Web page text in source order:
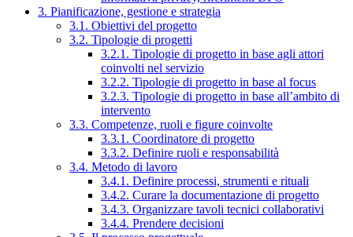
3. Pianificazione, gestione e strategia
3.1. Obiettivi del progetto
3.2. Tipologie di progetti
3.2.1. Tipologie di progetto in base agli attori
coinvolti nel servizio
3.2.2. Tipologie di progetto in base al focus
3.2.3. Tipologie di progetto in base all’ambito di
intervento
3.3. Competenze, ruoli e figure coinvolte
3.3.1. Coordinatore di progetto
3.3.2. Definire ruoli e responsabilità
3.4. Metodo di lavoro
3.4.1. Definire processi, strumenti e rituali
3.4.2. Curare la documentazione di progetto
3.4.3. Organizzare tavoli tecnici collaborativi
3.4.4. Prendere decisioni